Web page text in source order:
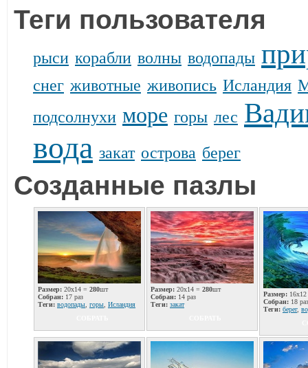
Теги пользователя
рыси корабли волны водопады
снег животные живопись Исландия
подсолнухи море горы лес
вода закат острова берег
Созданные пазлы
Размер: 20x14 = 280шт
Собран: 17 раз
Теги: водопады горы Исландия
Размер: 20x14 = 280шт
Собран: 14 раз
Теги: закат
Размер:
Собран: 18 раз
Теги: берег,